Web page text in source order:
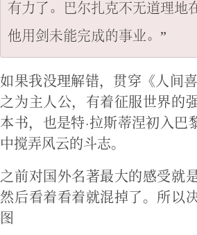
有力了。巴尔扎克不无道理地
如果我没理解错，贯穿《人间
之为主人公，有着征服世界的
本书，也是特·拉斯蒂涅初入
中搅弄风云的斗志。
之前对国外名著最大的感受就
然后看着看着就混掉了。所以
图